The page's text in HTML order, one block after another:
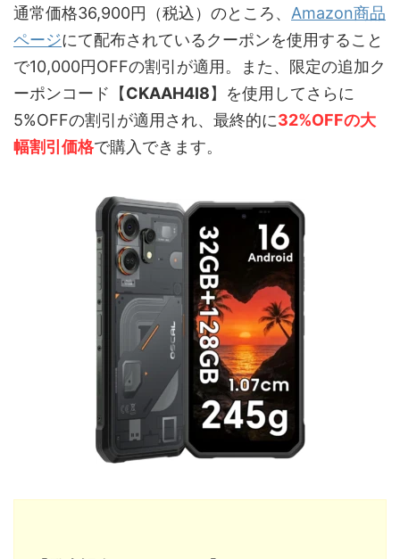
通常価格36,900円（税込）のところ、 Amazon商品
ページにて配布されているクーポンを使用すること
で10,000円OFFの割引が適用。また、限定の追加ク
ーポンコード【CKAAH4I8】を使用してさらに
5%OFFの割引が適用され、最終的に32%OFFの大
幅割引価格で購入できます。